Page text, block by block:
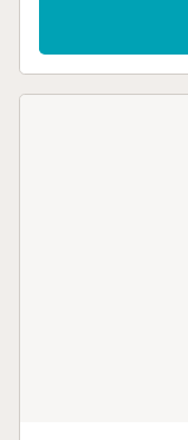
domowej,
dostępny jest stół
również łóżeczko